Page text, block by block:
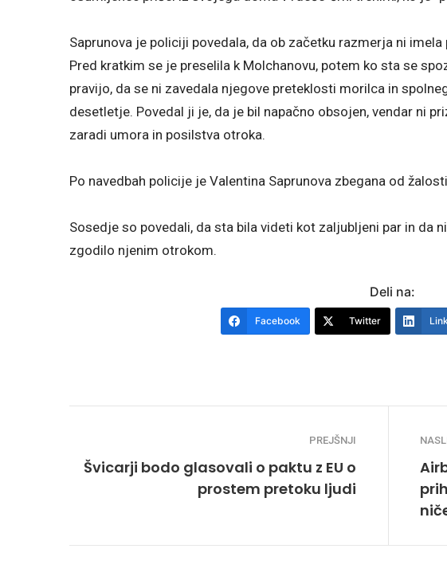
Saprunova je policiji povedala, da ob začetku razmerja ni
Pred kratkim se je preselila k Molchanovu, potem ko sta se
pravijo, da se ni zavedala njegove preteklosti morilca in
desetletje. Povedal ji je, da je bil napačno obsojen, vendar ni
zaradi umora in posilstva otroka.
Po navedbah policije je Valentina Saprunova zbegana od
Sosedje so povedali, da sta bila videti kot zaljubljeni par in da
zgodilo njenim otrokom.
Deli na:
Facebook Twitter
PREJŠNJI
Švicarji bodo glasovali o paktu z EU o
prostem pretoku ljudi